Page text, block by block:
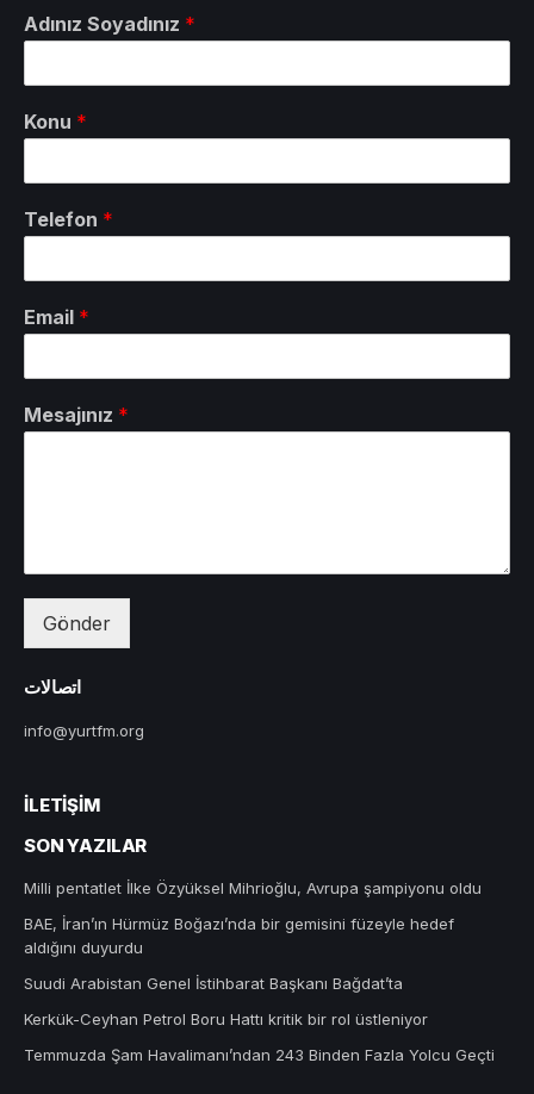
Adınız Soyadınız *
Konu *
Telefon *
Email *
Mesajınız *
Gönder
اتصالات
info@yurtfm.org
İLETIŞIM
SON YAZILAR
Milli pentatlet İlke Özyüksel Mihrioğlu, Avrupa şampiyonu oldu
BAE, İran’ın Hürmüz Boğazı’nda bir gemisini füzeyle hedef
aldığını duyurdu
Suudi Arabistan Genel İstihbarat Başkanı Bağdat’ta
Kerkük-Ceyhan Petrol Boru Hattı kritik bir rol üstleniyor
Temmuzda Şam Havalimanı’ndan 243 Binden Fazla Yolcu Geçti